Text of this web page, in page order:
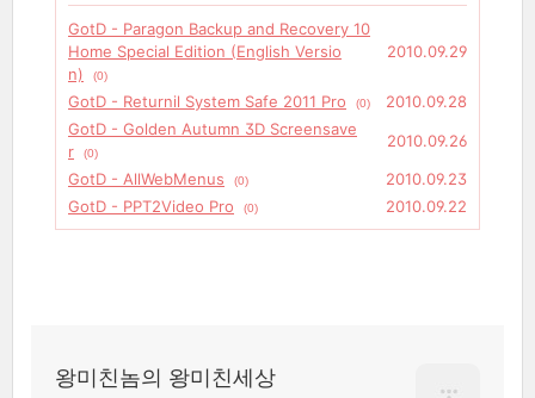
GotD - Paragon Backup and Recovery 10
Home Special Edition (English Versio
n)
(0)
2010.09.29
GotD - Returnil System Safe 2011 Pro (0)
2010.09.28
GotD - Golden Autumn 3D Screensave
r
(0)
2010.09.26
GotD - AllWebMenus
(0)
2010.09.23
GotD - PPT2Video Pro
(0) 2010.09.22
왕미친놈의 왕미친세상